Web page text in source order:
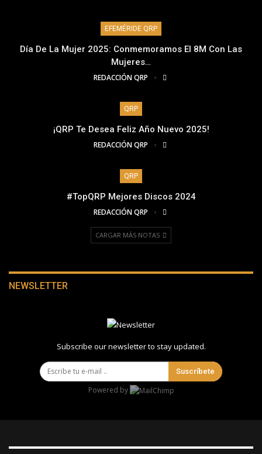
EFEMÉRIDE QRP
Día De La Mujer 2025: Conmemoramos El 8M Con Las
Mujeres…
REDACCIÓN QRP
QRP
¡QRP Te Desea Feliz Año Nuevo 2025!
REDACCIÓN QRP
QRP
#TopQRP Mejores Discos 2024
REDACCIÓN QRP
CARGAR MÁS NOTAS
NEWSLETTER
Subscribe our newsletter to stay updated.
Suscríbete
Powered by